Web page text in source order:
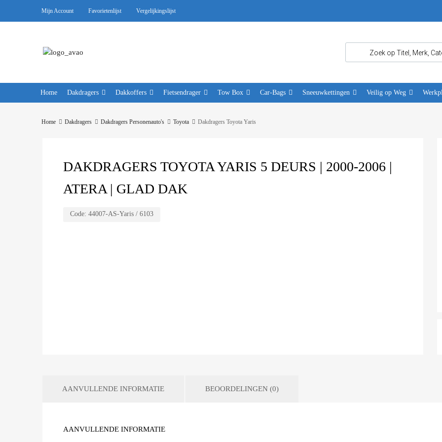
Mijn Account Favorietenlijst Vergelijkingslijst
Home Dakdragers Dakkoffers Fietsendrager Tow Box Car-Bags Sneeuwkettingen Veilig op Weg
Home Dakdragers Dakdragers Personenauto's Toyota Dakdragers Toyota Yaris
DAKDRAGERS TOYOTA YARIS 5 DEURS | 2000-2006 |
ATERA | GLAD DAK
Code: 44007-AS-Yaris / 6103
AANVULLENDE INFORMATIE BEOORDELINGEN (0)
AANVULLENDE INFORMATIE